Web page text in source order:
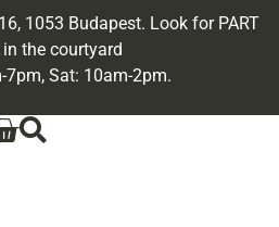
1053 Budapest. Look for PART
the courtyard
7pm, Sat: 10am-2pm.